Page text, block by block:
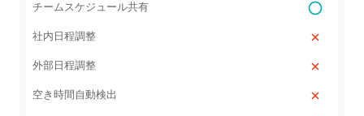
チームスケジュール共有
社内日程調整
外部日程調整
空き時間自動検出